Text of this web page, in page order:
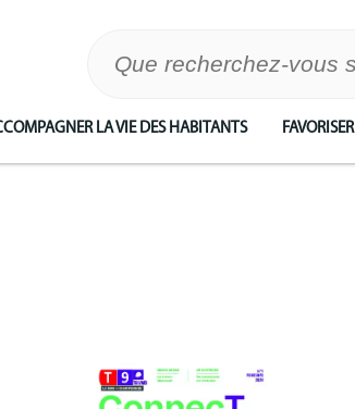
LA VIE DES HABITANTS